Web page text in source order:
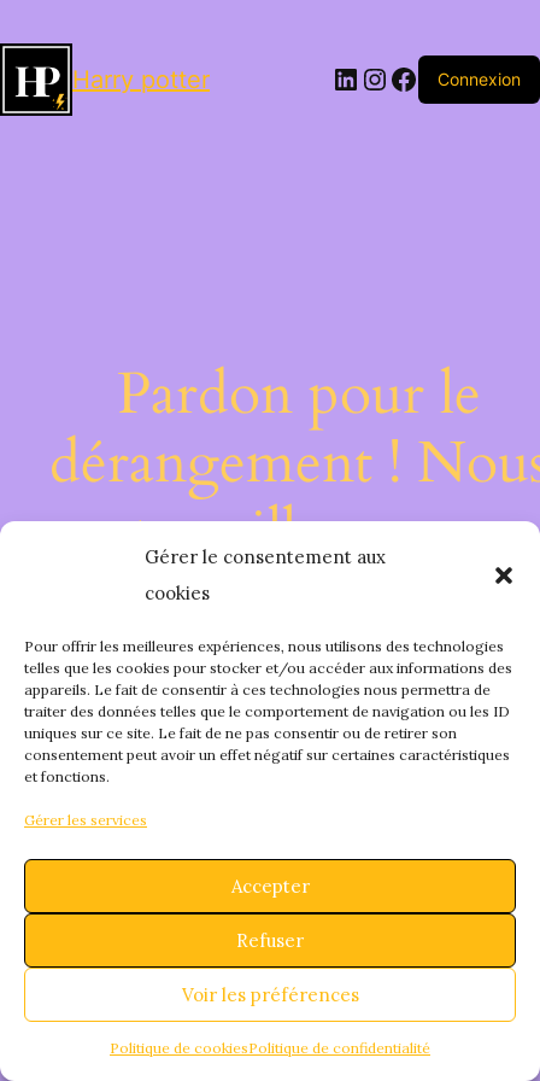
Gérer le consentement aux
cookies
Pour offrir les meilleures expériences, nous utilisons des technologies
telles que les cookies pour stocker et/ou accéder aux informations des
appareils. Le fait de consentir à ces technologies nous permettra de
traiter des données telles que le comportement de navigation ou les ID
uniques sur ce site. Le fait de ne pas consentir ou de retirer son
consentement peut avoir un effet négatif sur certaines caractéristiques
et fonctions.
Gérer les services
Accepter
Refuser
Voir les préférences
Politique de cookiesPolitique de confidentialité
Harry potter LinkedIn
Instagram
Facebook
Connexion
Pardon pour le
dérangement !
travaillons sur
quelque chose de
fantastique –
bientôt !